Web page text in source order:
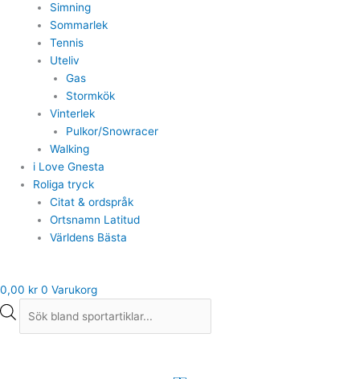
Simning
Sommarlek
Tennis
Uteliv
Gas
Stormkök
Vinterlek
Pulkor/Snowracer
Walking
i Love Gnesta
Roliga tryck
Citat & ordspråk
Ortsnamn Latitud
Världens Bästa
0,00 kr 0 Varukorg